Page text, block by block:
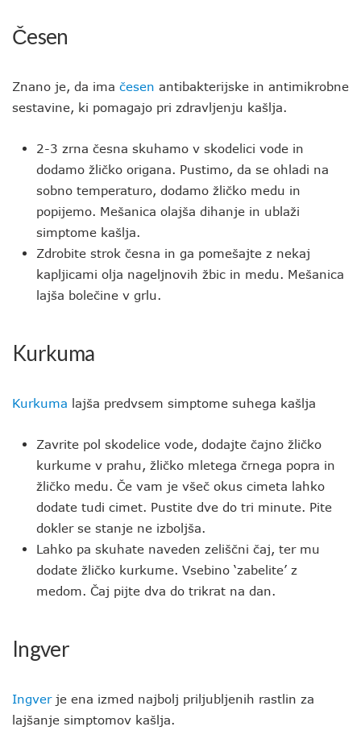
Česen
Znano je, da ima česen antibakterijske in antimikrobne
sestavine, ki pomagajo pri zdravljenju kašlja.
2-3 zrna česna skuhamo v skodelici vode in
dodamo žličko origana. Pustimo, da se ohladi na
sobno temperaturo, dodamo žličko medu in
popijemo. Mešanica olajša dihanje in ublaži
simptome kašlja.
Zdrobite strok česna in ga pomešajte z nekaj
kapljicami olja nageljnovih žbic in medu. Mešanica
lajša bolečine v grlu.
Kurkuma
Kurkuma lajša predvsem simptome suhega kašlja
Zavrite pol skodelice vode, dodajte čajno žličko
kurkume v prahu, žličko mletega črnega popra in
žličko medu. Če vam je všeč okus cimeta lahko
dodate tudi cimet. Pustite dve do tri minute. Pite
dokler se stanje ne izboljša.
Lahko pa skuhate naveden zeliščni čaj, ter mu
dodate žličko kurkume. Vsebino ‘zabelite’ z
medom. Čaj pijte dva do trikrat na dan.
Ingver
Ingver je ena izmed najbolj priljubljenih rastlin za
lajšanje simptomov kašlja.